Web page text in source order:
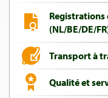
(NL/BE/DE/
Transport à
Qualité et